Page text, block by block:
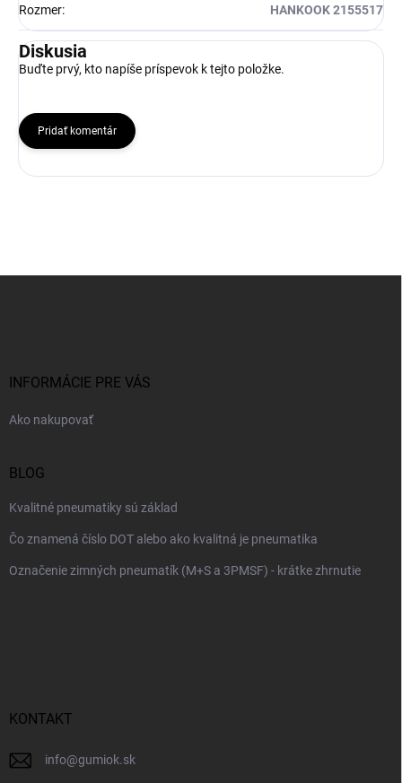
Rozmer: HANKOOK 2155517
Diskusia
Buďte prvý, kto napíše príspevok k tejto položke.
Pridať komentár
INFORMÁCIE PRE VÁS
Ako nakupovať
BLOG
Kvalitné pneumatiky sú základ
Čo znamená číslo DOT alebo ako kvalitná je pneumatika
Označenie zimných pneumatík (M+S a 3PMSF) - krátke zhrnutie
KONTAKT
info@gumiok.sk